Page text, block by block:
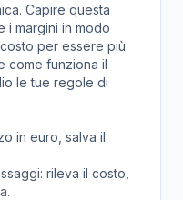
Capire questa
i margini in modo
per essere più
come funziona il
le tue regole di
in euro, salva il
rileva il costo,